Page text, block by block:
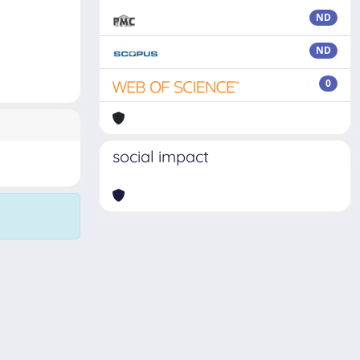
ND
ND
0
social impact